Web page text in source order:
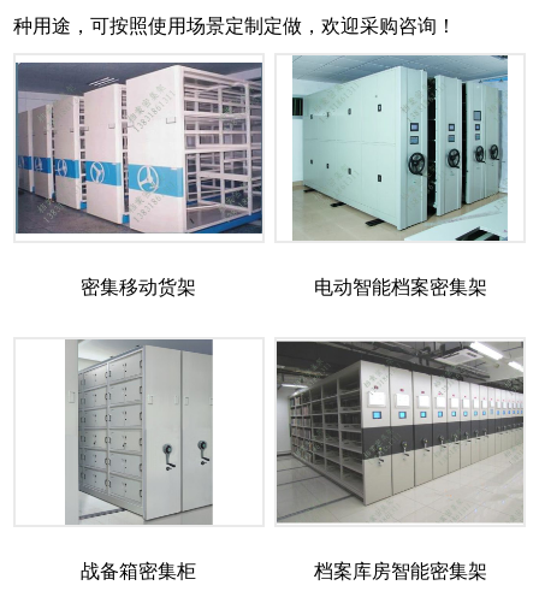
种用途，可按照使用场景定制定做，欢迎采购咨询！
密集移动货架 电动智能档案密集架
战备箱密集柜 档案库房智能密集架